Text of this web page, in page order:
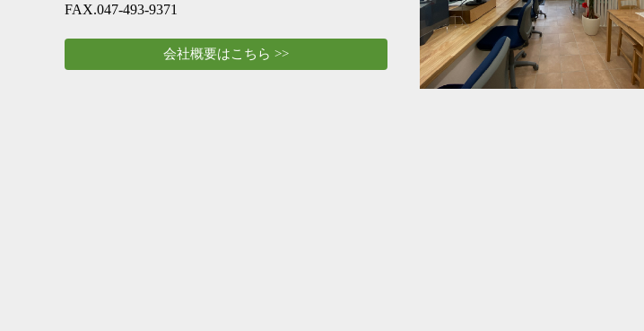
FAX.047-493-9371
会社概要はこちら >>